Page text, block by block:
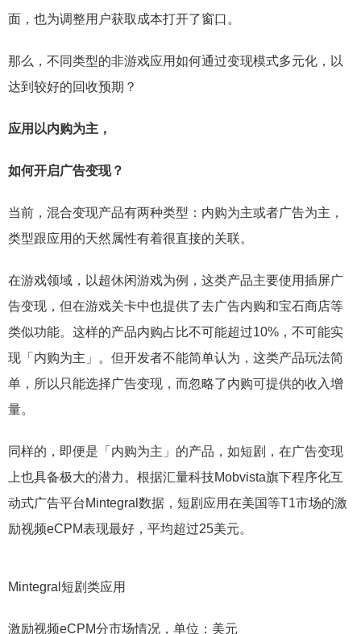
面，也为调整用户获取成本打开了窗口。
那么，不同类型的非游戏应用如何通过变现模式多元化，以
达到较好的回收预期？
应用以内购为主，
如何开启广告变现？
当前，混合变现产品有两种类型：内购为主或者广告为主，
类型跟应用的天然属性有着很直接的关联。
在游戏领域，以超休闲游戏为例，这类产品主要使用插屏广
告变现，但在游戏关卡中也提供了去广告内购和宝石商店等
类似功能。这样的产品内购占比不可能超过10%，不可能实
现「内购为主」。但开发者不能简单认为，这类产品玩法简
单，所以只能选择广告变现，而忽略了内购可提供的收入增
量。
同样的，即便是「内购为主」的产品，如短剧，在广告变现
上也具备极大的潜力。根据汇量科技Mobvista旗下程序化互
动式广告平台Mintegral数据，短剧应用在美国等T1市场的激
励视频eCPM表现最好，平均超过25美元。
Mintegral短剧类应用
激励视频eCPM分市场情况，单位：美元